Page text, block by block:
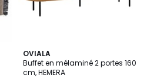
OVIALA
Buffet en mélaminé 2 portes 160
cm, HEMERA